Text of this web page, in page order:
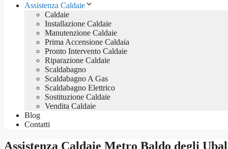
Assistenza Caldaie
Caldaie
Installazione Caldaie
Manutenzione Caldaie
Prima Accensione Caldaia
Pronto Intervento Caldaie
Riparazione Caldaie
Scaldabagno
Scaldabagno A Gas
Scaldabagno Elettrico
Sostituzione Caldaie
Vendita Caldaie
Blog
Contatti
Assistenza Caldaie Metro Baldo degli